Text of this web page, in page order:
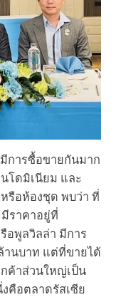
การซื้อขายกันมาก
โดมิเนียม และ
รือห้องชุด พบว่า ที่
ราคาอยู่ที่
อพูลวิลล่า มีการ
านบาท แต่ที่ขายได้
ค้าส่วนใหญ่เป็น
คือตลาดรัสเซีย